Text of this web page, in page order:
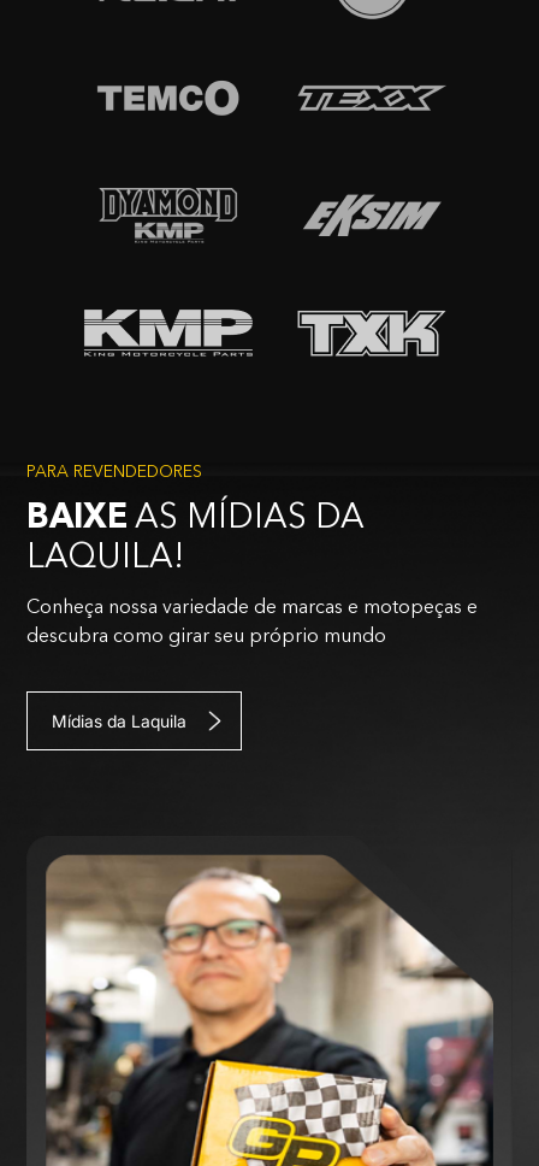
PARA REVENDEDORES
BAIXE AS MÍDIAS DA
LAQUILA!
Conheça nossa variedade de marcas e motopeças e
descubra como girar seu próprio mundo
Mídias da Laquila